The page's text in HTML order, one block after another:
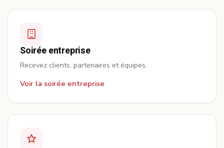
Soirée entreprise
Recevez clients, partenaires et équipes.
Voir la soirée entreprise